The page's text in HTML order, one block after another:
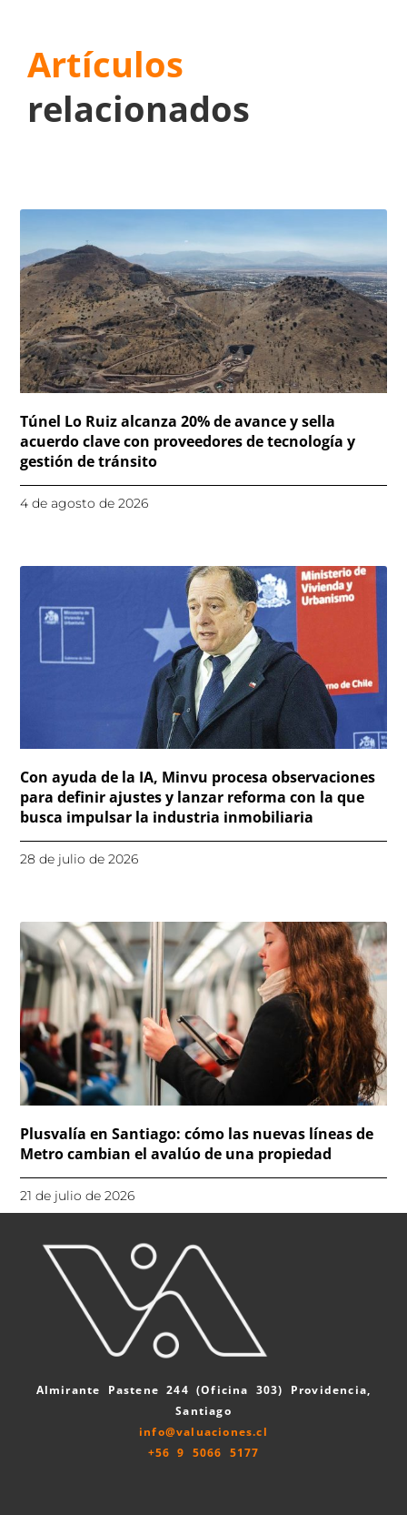
Artículos
relacionados
Túnel Lo Ruiz alcanza 20% de avance y sella
acuerdo clave con proveedores de tecnología y
gestión de tránsito
4 de agosto de 2026
Con ayuda de la IA, Minvu procesa observaciones
para definir ajustes y lanzar reforma con la que
busca impulsar la industria inmobiliaria
28 de julio de 2026
Plusvalía en Santiago: cómo las nuevas líneas de
Metro cambian el avalúo de una propiedad
21 de julio de 2026
Almirante Pastene 244 (Oficina 303) Providencia,
Santiago
info@valuaciones.cl
+56 9 5066 5177